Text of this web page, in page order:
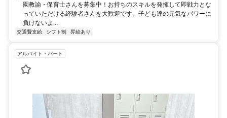
園教諭・保育士さんを募集中！お持ちのスキルを発揮して即戦力とな
っていただける経験者さんを大歓迎です。子ども達の元気なパワーに
負けないよ...
交通費支給 シフト制 昇給あり
アルバイト・パート